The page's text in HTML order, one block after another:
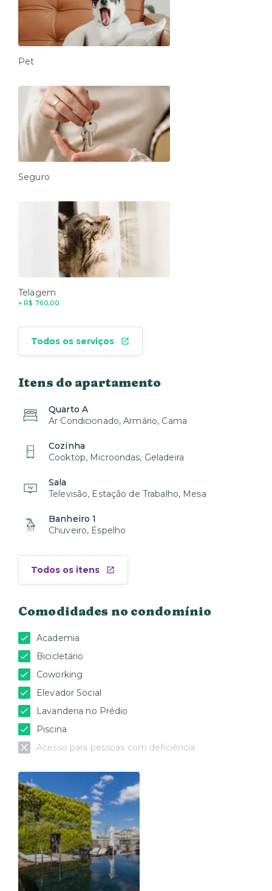
Pet
Seguro
Telagem
+ R$ 760,00
Todos os serviços
Itens do apartamento
Quarto A
Ar Condicionado, Armário, Cama
Cozinha
Cooktop, Microondas, Geladeira
Sala
Televisão, Estação de Trabalho, Mesa
Banheiro 1
Chuveiro, Espelho
Todos os itens
Comodidades no condomínio
Academia
Bicicletário
Coworking
Elevador Social
Lavanderia no Prédio
Piscina
Acesso para pessoas com deficiência